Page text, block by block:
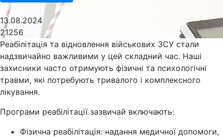
13.08.2024
21256
Реабілітація та відновлення військових ЗСУ стали
надзвичайно важливими у цей складний час. Наші
захисники часто отримують фізичні та психологічні
травми, які потребують тривалого і комплексного
лікування.
Програми реабілітації зазвичай включають:
Фізична реабілітація: надання медичної допомоги,